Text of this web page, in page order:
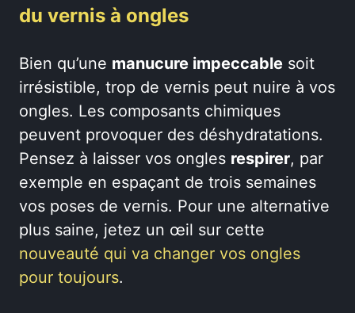
du vernis à ongles
Bien qu’une manucure impeccable soit
irrésistible, trop de vernis peut nuire à vos
ongles. Les composants chimiques
peuvent provoquer des déshydratations.
Pensez à laisser vos ongles respirer, par
exemple en espaçant de trois semaines
vos poses de vernis. Pour une alternative
plus saine, jetez un œil sur cette
nouveauté qui va changer vos ongles
pour toujours.